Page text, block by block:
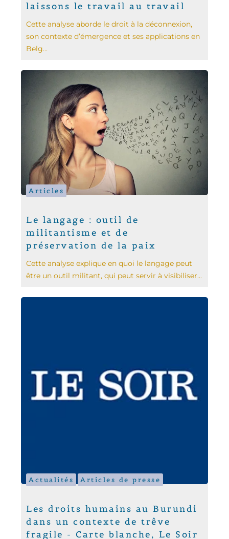
laissons le travail au travail
Cette analyse aborde le droit à la déconnexion,
son contexte d’émergence et ses applications en
Belg...
Articles
Le langage : outil de
militantisme et de
préservation de la paix
Cette analyse explique en quoi le langage peut
être un outil militant, qui peut servir à visibiliser...
Actualités Articles de presse
Les droits humains au Burundi
dans un contexte de trêve
fragile - Carte blanche, Le Soir